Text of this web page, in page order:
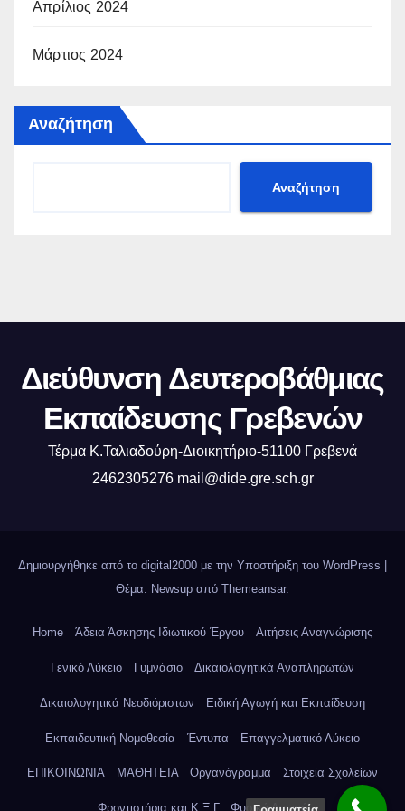
Απρίλιος 2024
Μάρτιος 2024
Αναζήτηση
Αναζήτηση
Διεύθυνση Δευτεροβάθμιας
Εκπαίδευσης Γρεβενών
Τέρμα Κ.Ταλιαδούρη-Διοικητήριο-51100 Γρεβενά
2462305276 mail@dide.gre.sch.gr
Δημιουργήθηκε από το digital2000 με την Υποστήριξη του WordPress
Θέμα: Newsup από Themeansar.
Home Άδεια Άσκησης Ιδιωτικού Έργου Αιτήσεις Αναγνώρισης
Γενικό Λύκειο Γυμνάσιο Δικαιολογητικά Αναπληρωτών
Δικαιολογητικά Νεοδιόριστων Ειδική Αγωγή και Εκπαίδευση
Εκπαιδευτική Νομοθεσία Έντυπα Επαγγελματικό Λύκειο
ΕΠΙΚΟΙΝΩΝΙΑ ΜΑΘΗΤΕΙΑ Οργανόγραμμα Στοιχεία Σχολείων
Φροντιστήρια και Κ.Ξ.Γ Φυσική Αγωγή